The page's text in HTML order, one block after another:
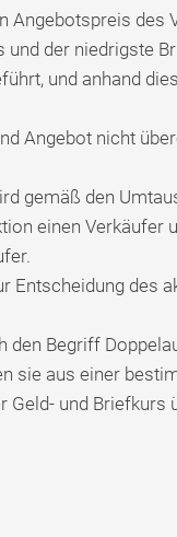
Angebotspreis des
und der niedrigste
und anhand
Angebot nicht
gemäß den
einen Verkäufer
Entscheidung des
den Begriff
sie aus einer
Geld- und